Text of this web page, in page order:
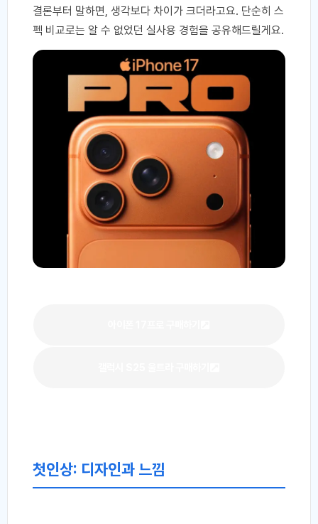
결론부터 말하면, 생각보다 차이가 크더라고요. 단순히 스
펙 비교로는 알 수 없었던 실사용 경험을 공유해드릴게요.
첫인상: 디자인과 느낌